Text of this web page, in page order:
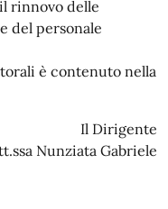
rinnovo delle
del personale
è contenuto nella
Il Dirigente
Nunziata Gabriele